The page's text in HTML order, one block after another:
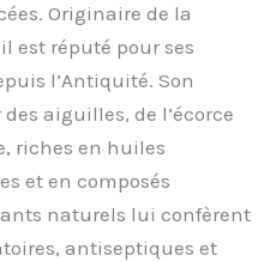
Originaire de la
est réputé pour ses
l’Antiquité. Son
aiguilles, de l’écorce
riches en huiles
et en composés
naturels lui confèrent
antiseptiques et